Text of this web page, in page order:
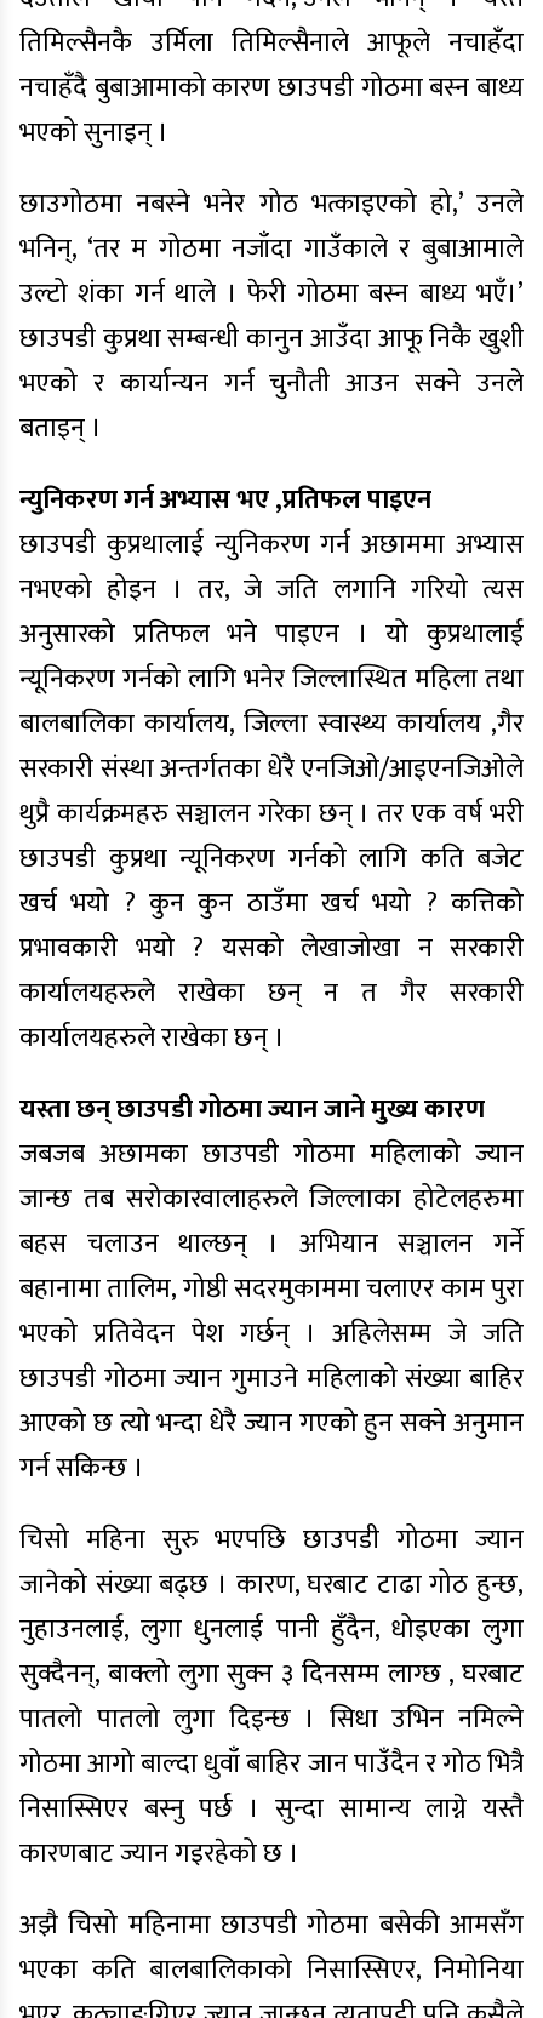
तिमिल्सैनकै उर्मिला तिमिल्सैनाले आफूले नचाहँदा
नचाहँदै बुबाआमाको कारण छाउपडी गोठमा बस्न बाध्य
भएको सुनाइन् ।
छाउगोठमा नबस्ने भनेर गोठ भत्काइएको हो,’ उनले
भनिन्, ‘तर म गोठमा नजाँदा गाउँकाले र बुबाआमाले
उल्टो शंका गर्न थाले । फेरी गोठमा बस्न बाध्य भएँ।’
छाउपडी कुप्रथा सम्बन्धी कानुन आउँदा आफू निकै खुशी
भएको र कार्यान्यन गर्न चुनौती आउन सक्ने उनले
बताइन् ।
न्युनिकरण गर्न अभ्यास भए ,प्रतिफल पाइएन
छाउपडी कुप्रथालाई न्युनिकरण गर्न अछाममा अभ्यास
नभएको होइन । तर, जे जति लगानि गरियो त्यस
अनुसारको प्रतिफल भने पाइएन । यो कुप्रथालाई
न्यूनिकरण गर्नको लागि भनेर जिल्लास्थित महिला तथा
बालबालिका कार्यालय, जिल्ला स्वास्थ्य कार्यालय ,गैर
सरकारी संस्था अन्तर्गतका धेरै एनजिओ/आइएनजिओले
थुप्रै कार्यक्रमहरु सञ्चालन गरेका छन् । तर एक वर्ष भरी
छाउपडी कुप्रथा न्यूनिकरण गर्नको लागि कति बजेट
खर्च भयो ? कुन कुन ठाउँमा खर्च भयो ? कत्तिको
प्रभावकारी भयो ? यसको लेखाजोखा न सरकारी
कार्यालयहरुले राखेका छन् न त गैर सरकारी
कार्यालयहरुले राखेका छन् ।
यस्ता छन् छाउपडी गोठमा ज्यान जाने मुख्य कारण
जबजब अछामका छाउपडी गोठमा महिलाको ज्यान
जान्छ तब सरोकारवालाहरुले जिल्लाका होटेलहरुमा
बहस चलाउन थाल्छन् । अभियान सञ्चालन गर्ने
बहानामा तालिम, गोष्ठी सदरमुकाममा चलाएर काम पुरा
भएको प्रतिवेदन पेश गर्छन् । अहिलेसम्म जे जति
छाउपडी गोठमा ज्यान गुमाउने महिलाको संख्या बाहिर
आएको छ त्यो भन्दा धेरै ज्यान गएको हुन सक्ने अनुमान
गर्न सकिन्छ ।
चिसो महिना सुरु भएपछि छाउपडी गोठमा ज्यान
जानेको संख्या बढ्छ । कारण, घरबाट टाढा गोठ हुन्छ,
नुहाउनलाई, लुगा धुनलाई पानी हुँदैन, धोइएका लुगा
सुक्दैनन्, बाक्लो लुगा सुक्न ३ दिनसम्म लाग्छ , घरबाट
पातलो पातलो लुगा दिइन्छ । सिधा उभिन नमिल्ने
गोठमा आगो बाल्दा धुवाँ बाहिर जान पाउँदैन र गोठ भित्रै
निसास्सिएर बस्नु पर्छ । सुन्दा सामान्य लाग्ने यस्तै
कारणबाट ज्यान गइरहेको छ ।
अझै चिसो महिनामा छाउपडी गोठमा बसेकी आमसँग
भएका कति बालबालिकाको निसास्सिएर, निमोनिया